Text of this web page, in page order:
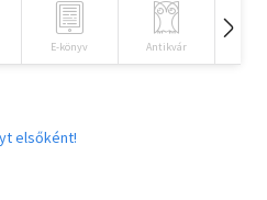
E-könyv Antikvár
elsőként!